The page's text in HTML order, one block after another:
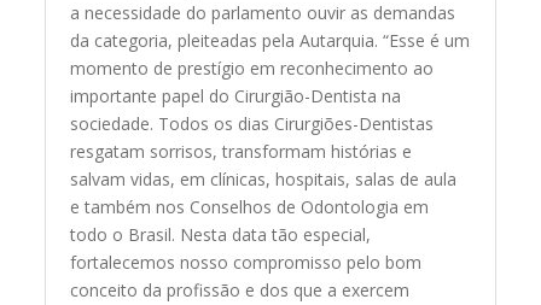
a necessidade do parlamento ouvir as demandas
da categoria, pleiteadas pela Autarquia. “Esse é um
momento de prestígio em reconhecimento ao
importante papel do Cirurgião-Dentista na
sociedade. Todos os dias Cirurgiões-Dentistas
resgatam sorrisos, transformam histórias e
salvam vidas, em clínicas, hospitais, salas de aula
e também nos Conselhos de Odontologia em
todo o Brasil. Nesta data tão especial,
fortalecemos nosso compromisso pelo bom
conceito da profissão e dos que a exercem